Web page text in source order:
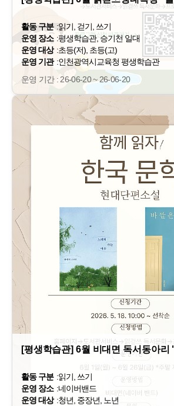
활동 구분 :읽기, 걷기, 쓰기
운영 장소 :평생학습관, 승기천 일대
운영 대상 :초등(저), 초등(고)
운영 기관 :인천광역시교육청 평생학습관
운영 기간 : 26-06-20 ~ 26-06-20
[평생학습관] 6월 비대면 독서동아
활동 구분 :읽기, 쓰기
운영 장소 :네이버밴드
운영 대상 :청년, 중장년, 노년